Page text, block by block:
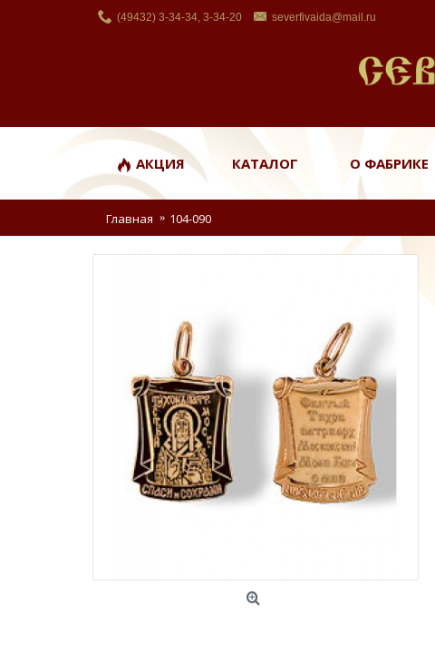
(49432) 3-34-34, 3-34-20 severfivaida@mail.ru
АКЦИЯ КАТАЛОГ О ФАБРИКЕ
Главная 104-090